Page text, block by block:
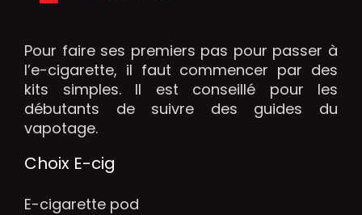
Pour faire ses premiers pas pour passer à
l’e-cigarette, il faut commencer par des
kits simples. Il est conseillé pour les
débutants de suivre des guides du
vapotage.
Choix E-cig
E-cigarette pod